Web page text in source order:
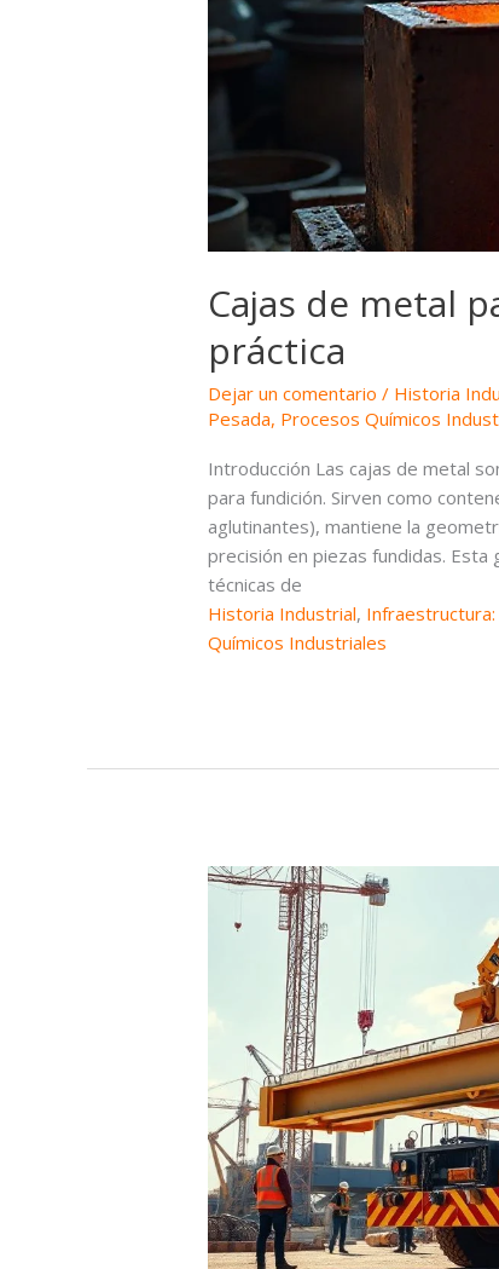
Cajas de metal
práctica
Dejar un comentario / Historia
Pesada, Procesos Químicos
Introducción Las cajas de metal
para fundición. Sirven como
aglutinantes), mantiene la
precisión en piezas fundidas.
técnicas de
Historia Industrial,
Químicos Industriales